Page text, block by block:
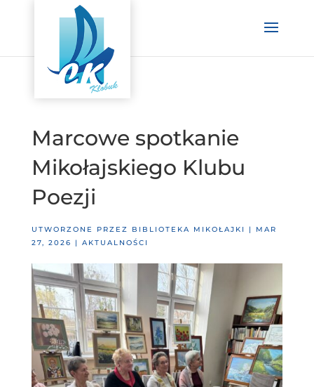
Marcowe spotkanie
Mikołajskiego Klubu
Poezji
UTWORZONE PRZEZ BIBLIOTEKA MIKOŁAJKI | MAR
27, 2026
| AKTUALNOŚCI